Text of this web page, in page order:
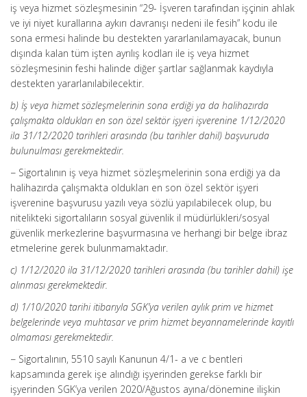
iş veya hizmet sözleşmesinin “29- İşveren tarafından işçinin ahlak
ve iyi niyet kurallarına aykırı davranışı nedeni ile fesih” kodu ile
sona ermesi halinde bu destekten yararlanılamayacak, bunun
dışında kalan tüm işten ayrılış kodları ile iş veya hizmet
sözleşmesinin feshi halinde diğer şartlar sağlanmak kaydıyla
destekten yararlanılabilecektir.
b) İş veya hizmet sözleşmelerinin sona erdiği ya da halihazırda
çalışmakta oldukları en son özel sektör işyeri işverenine 1/12/2020
ila 31/12/2020 tarihleri arasında (bu tarihler dahil) başvuruda
bulunulması gerekmektedir.
− Sigortalının iş veya hizmet sözleşmelerinin sona erdiği ya da
halihazırda çalışmakta oldukları en son özel sektör işyeri
işverenine başvurusu yazılı veya sözlü yapılabilecek olup, bu
nitelikteki sigortalıların sosyal güvenlik il müdürlükleri/sosyal
güvenlik merkezlerine başvurmasına ve herhangi bir belge ibraz
etmelerine gerek bulunmamaktadır.
c) 1/12/2020 ila 31/12/2020 tarihleri arasında (bu tarihler dahil) işe
alınması gerekmektedir.
d) 1/10/2020 tarihi itibarıyla SGK’ya verilen aylık prim ve hizmet
belgelerinde veya muhtasar ve prim hizmet beyannamelerinde kayıtlı
olmaması gerekmektedir.
− Sigortalının, 5510 sayılı Kanunun 4/1- a ve c bentleri
kapsamında gerek işe alındığı işyerinden gerekse farklı bir
işyerinden SGK’ya verilen 2020/Ağustos ayına/dönemine ilişkin